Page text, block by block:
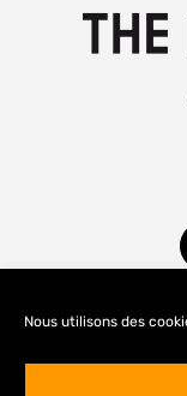
Nous utilisons des